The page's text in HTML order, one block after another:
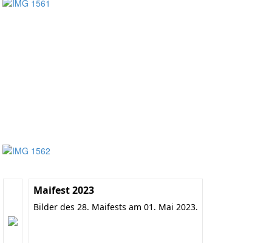
Maifest 2023
Bilder des 28. Maifests am 01. Mai 2023.